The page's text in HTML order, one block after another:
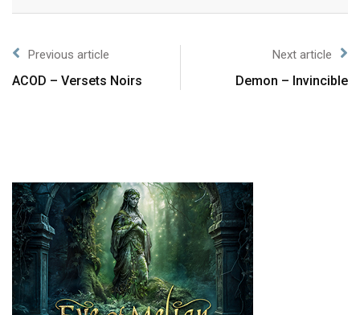
Previous article
ACOD – Versets Noirs
Next article
Demon – Invincible